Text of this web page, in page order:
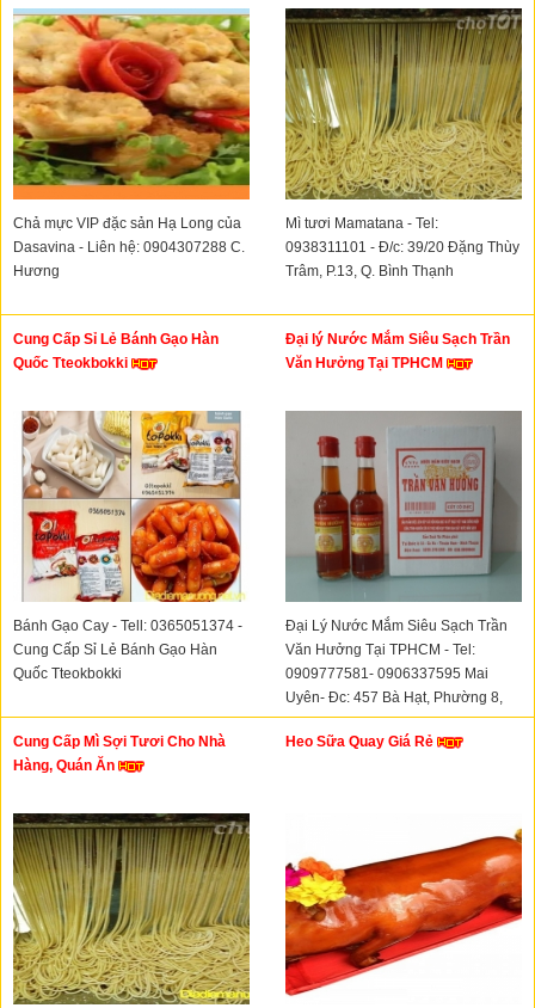
Chả mực VIP đặc sản Hạ Long của
Dasavina - Liên hệ: 0904307288 C.
Hương
Mì tươi Mamatana - Tel:
0938311101 - Đ/c: 39/20 Đặng Thùy
Trâm, P.13, Q. Bình Thạnh
Cung Cấp Sỉ Lẻ Bánh Gạo Hàn
Quốc Tteokbokki
Bánh Gạo Cay - Tell: 0365051374 -
Cung Cấp Sỉ Lẻ Bánh Gạo Hàn
Quốc Tteokbokki
Đại lý Nước Mắm Siêu Sạch Trần
Văn Hưởng Tại TPHCM
Đại Lý Nước Mắm Siêu Sạch Trần
Văn Hưởng Tại TPHCM - Tel:
0909777581- 0906337595 Mai
Uyên- Đc: 457 Bà Hạt, Phường 8,
Quận 10
Cung Cấp Mì Sợi Tươi Cho Nhà
Hàng, Quán Ăn
Heo Sữa Quay Giá Rẻ